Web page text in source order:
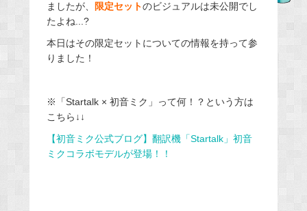
o
k
ましたが、
限定セットのビジュアルは未公開でし
たよね...?
本日はその限定セットについての情報を持って参
りました！
※「Startalk × 初音ミク」って何！？という方は
こちら↓↓
【初音ミク公式ブログ】翻訳機「Startalk」初音
ミクコラボモデルが登場！！